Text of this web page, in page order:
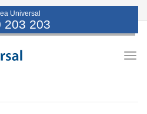
Universal
203 203